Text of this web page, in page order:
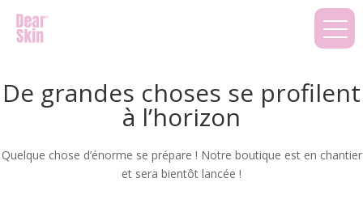
De grandes choses se profilent
à l’horizon
Quelque chose d’énorme se prépare ! Notre boutique est en chantier
et sera bientôt lancée !